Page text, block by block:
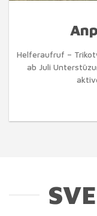
Helferaufruf –
ab Juli